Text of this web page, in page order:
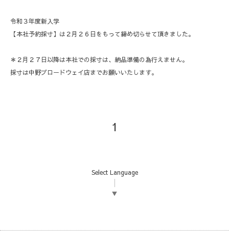
令和３年度新入学
【本社予約採寸】は２月２６日をもって締め切らせて頂きました。
＊２月２７日以降は本社での採寸は、納品準備の為行えません。
採寸は中野ブロードウェイ店までお願いいたします。
1
Select Language
▼